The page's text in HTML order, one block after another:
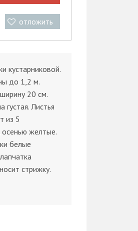
отложить
кустарниковой.
до 1,2 м.
20 см.
Листья
из 5
желтые.
белые
стрижку.